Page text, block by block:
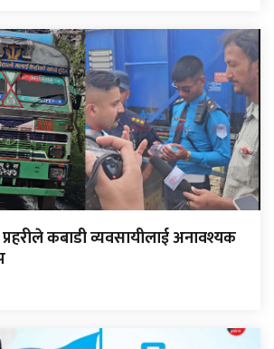
कबाडी व्यवसायीलाई अनावश्यक